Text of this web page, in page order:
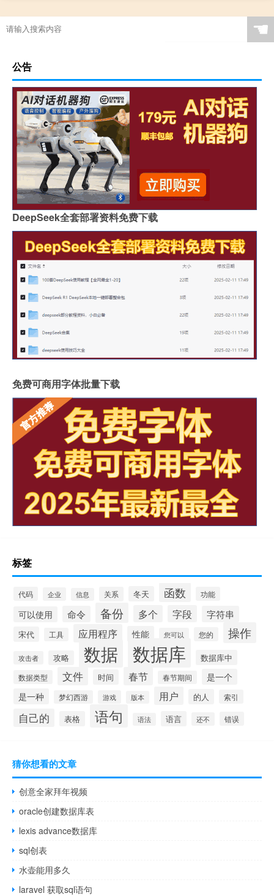
☚
公告
DeepSeek全套部署资料免费下载
免费可商用字体批量下载
标签
代码 企业 信息 关系 冬天 函数 功能
可以使用 命令 备份 多个 字段 字符串
宋代 工具 应用程序 性能 您可以 您的 操作
攻击者 攻略 数据 数据库 数据库中
数据类型 文件 时间 春节 春节期间
是一个
是一种
梦幻西游 游戏 版本 用户 的人 索引
自己的 表格 语句 语法 语言 还不 错误
猜你想看的文章
创意全家拜年视频
oracle创建数据库表
lexis advance数据库
sql创表
水壶能用多久
laravel 获取sql语句